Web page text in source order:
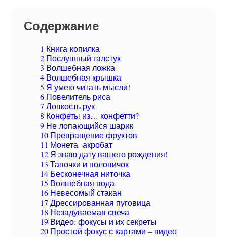
Содержание
1 Книга-копилка
2 Послушный галстук
3 Волшебная ложка
4 Волшебная крышка
5 Я умею читать мысли!
6 Повелитель риса
7 Ловкость рук
8 Конфеты из… конфетти?
9 Не лопающийся шарик
10 Превращение фруктов
11 Монета -акробат
12 Я знаю дату вашего рождения!
13 Тапочки и половичок
14 Бесконечная ниточка
15 Волшебная вода
16 Невесомый стакан
17 Дрессированная пуговица
18 Незадуваемая свеча
19 Видео: фокусы и их секреты
20 Простой фокус с картами – видео